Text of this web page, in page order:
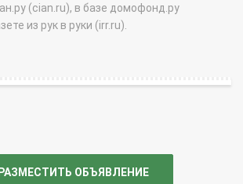
(cian.ru), в базе домофонд.ру
из рук в руки (irr.ru).
ОБЪЯВЛЕНИЕ